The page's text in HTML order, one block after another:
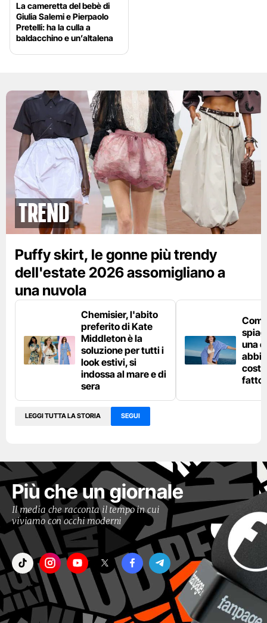
La cameretta del bebè di
Giulia Salemi e Pierpaolo
Pretelli: ha la culla a
baldacchino e un’altalena
Trend
Puffy skirt, le gonne più trendy
dell'estate 2026 assomigliano a
una nuvola
Chemisier, l'abito
preferito di Kate
Middleton è la
soluzione per tutti i
look estivi, si
indossa al mare e di
sera
una
fatto
LEGGI TUTTA LA STORIA SEGUI
Più che un giornale
Il media che racconta il tempo in cui
viviamo con occhi moderni